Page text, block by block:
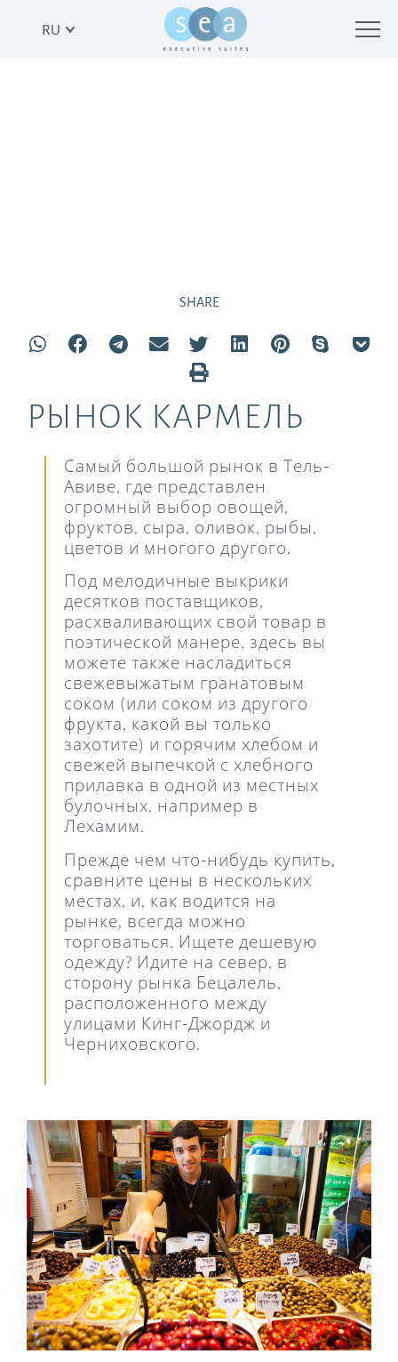
RU
SHARE
РЫНОК КАРМЕЛЬ​
Самый большой рынок в Тель-
Авиве, где представлен
огромный выбор овощей,
фруктов, сыра, оливок, рыбы,
цветов и многого другого.
Под мелодичные выкрики
десятков поставщиков,
расхваливающих свой товар в
поэтической манере, здесь вы
можете также насладиться
свежевыжатым гранатовым
соком (или соком из другого
фрукта, какой вы только
захотите) и горячим хлебом и
свежей выпечкой с хлебного
прилавка в одной из местных
булочных, например в
Лехамим.
Прежде чем что-нибудь купить,
сравните цены в нескольких
местах, и, как водится на
рынке, всегда можно
торговаться. Ищете дешевую
одежду? Идите на север, в
сторону рынка Бецалель,
расположенного между
улицами Кинг-Джордж и
Черниховского.